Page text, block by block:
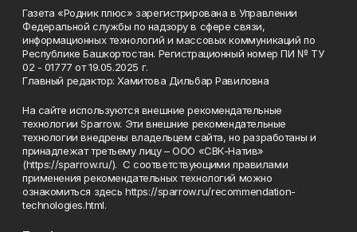
Газета «Родник плюс» зарегистрирована в Управлении
Федеральной службы по надзору в сфере связи,
информационных технологий и массовых коммуникаций по
Республике Башкортостан. Регистрационный номер ПИ № ТУ
02 - 01777 от 19.05.2025 г.
Главный редактор: Хамитова Дильбар Равиловна
На сайте используются внешние рекомендательные
технологии Sparrow. Эти внешние рекомендательные
технологии внедрены владельцем сайта, но разработаны и
принадлежат третьему лицу – ООО «СВК-Натив»
(https://sparrow.ru/). С соответствующими правилами
применения рекомендательных технологий можно
ознакомиться здесь https://sparrow.ru/recommendation-
technologies.html.